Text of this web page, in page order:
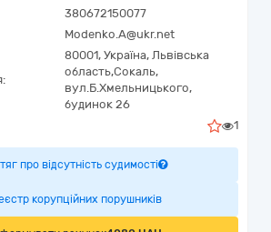
380672150077
Modenko.A@ukr.net
80001, Україна, Львівська
область,Сокаль,
вул.Б.Хмельницького,
будинок 26
1
про відсутність судимості
корупційних порушників